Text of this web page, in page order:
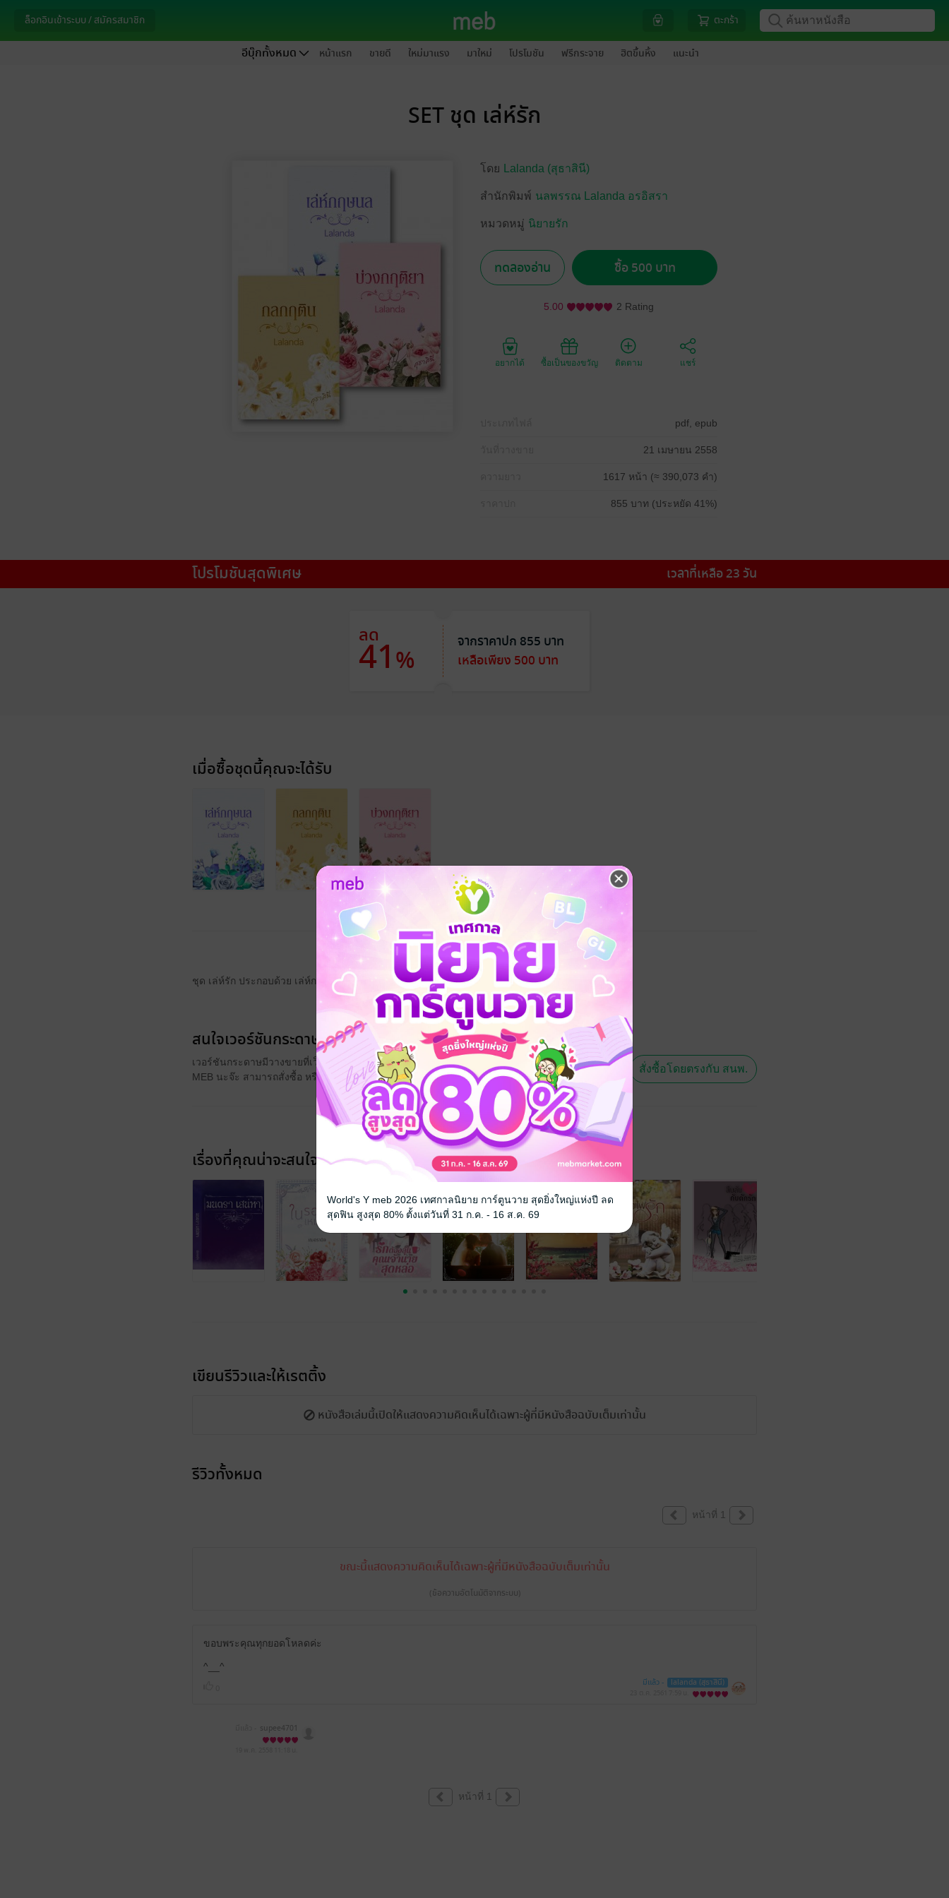
ล็อกอินเข้าระบบ / สมัครสมาชิก ตะกร้า
อีบุ๊กทั้งหมด หน้าแรก ขายดี ใหม่มาแรง มาใหม่ โปรโมชัน ฟรีกระจาย ฮิตขึ้นหิ้ง แนะนำ
SET ชุด เล่ห์รัก
โดย Lalanda (สุธาสินี)
สำนักพิมพ์ นลพรรณ Lalanda อรอิสรา
หมวดหมู่ นิยายรัก
ทดลองอ่าน ซื้อ 500 บาท
5.00 2 Rating
อยากได้ ซื้อเป็นของขวัญ ติดตาม แชร์
pdf, epub
21 เมษายน 2558
1617 หน้า (≈ 390,073 คำ)
855 บาท (ประหยัด 41%)
โปรโมชันสุดพิเศษ เวลาที่เหลือ 23 วัน
ลด
41%
จากราคาปก 855 บาท
เหลือเพียง 500 บาท
เมื่อซื้อชุดนี้คุณจะได้รับ
ชุด เล่ห์รัก ประกอบด้วย เล่ห์กฤษนล + กลกฤติน + บ่วงกฤติยา
สนใจเวอร์ชันกระดาษ เชิญทางนี้!
เวอร์ชันกระดาษมีวางขายที่เว็บไซต์สำนักพิมพ์ จะไม่มีขายโดย
MEB นะจ๊ะ สามารถสั่งซื้อ หรือติดต่อคนขายโดยตรงเลยจ้ะ
สั่งซื้อโดยตรงกับ สนพ.
เรื่องที่คุณน่าจะสนใจ
เขียนรีวิวและให้เรตติ้ง
หนังสือเล่มนี้เปิดให้แสดงความคิดเห็นได้เฉพาะผู้ที่มีหนังสือฉบับเต็มเท่านั้น
รีวิวทั้งหมด
หน้าที่ 1
ขณะนี้แสดงความคิดเห็นได้เฉพาะผู้ที่มีหนังสือฉบับเต็มเท่านั้น
(ข้อความอัตโนมัติจากระบบ)
ขอบพระคุณทุกยอดโหลดค่ะ
^__^
มีแล้ว - lalanda (สุธาสินี)
supee4701
หน้าที่ 1
World's Y meb 2026 เทศกาลนิยาย การ์ตูนวาย สุดยิ่งใหญ่แห่งปี ลด
สุดฟิน สูงสุด 80% ตั้งแต่วันที่ 31 ก.ค. - 16 ส.ค. 69